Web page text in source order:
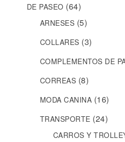
DE PASEO (64)
ARNESES (5)
COLLARES (3)
COMPLEMENTOS DE
CORREAS (8)
MODA CANINA (16)
TRANSPORTE (24)
CARROS Y